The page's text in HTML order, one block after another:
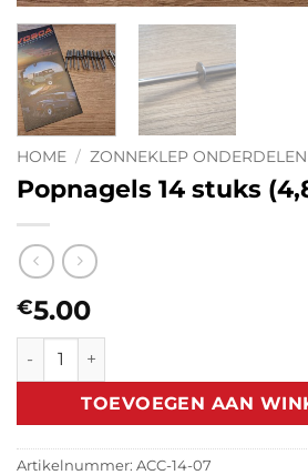
HOME / ZONNEKLEP ONDERDELEN
Popnagels 14 stuks
€5.00
Popnagels 14 stuks (4,8x16mm) RVS
TOEVOEGEN AAN
Artikelnummer: ACC-14-07